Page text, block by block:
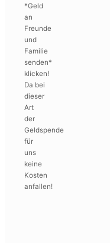
*Geld
an
Freunde
und
Familie
senden*
klicken!
Da bei
dieser
Art
der
Geldspende
für
uns
keine
Kosten
anfallen!